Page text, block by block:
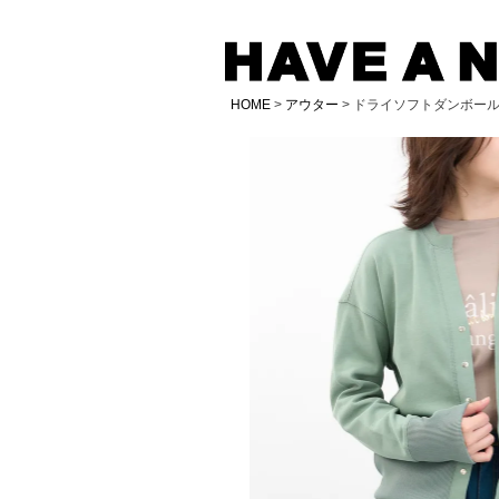
HOME アウター ドライソフトダンボー